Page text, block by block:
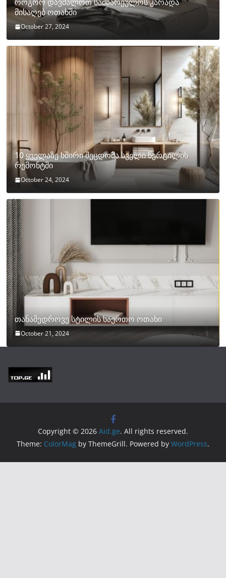
მისაღებ ოთახში
October 27, 2024
10 ყველაზე ხშირი შეცდომა სველი წერტილის
რემონტში
October 24, 2024
თანამედროვე სტილის საერთო ოთახი
October 21, 2024
Copyright © 2026 Aid.ge. All rights reserved.
Theme: ColorMag by ThemeGrill. Powered by WordPress.